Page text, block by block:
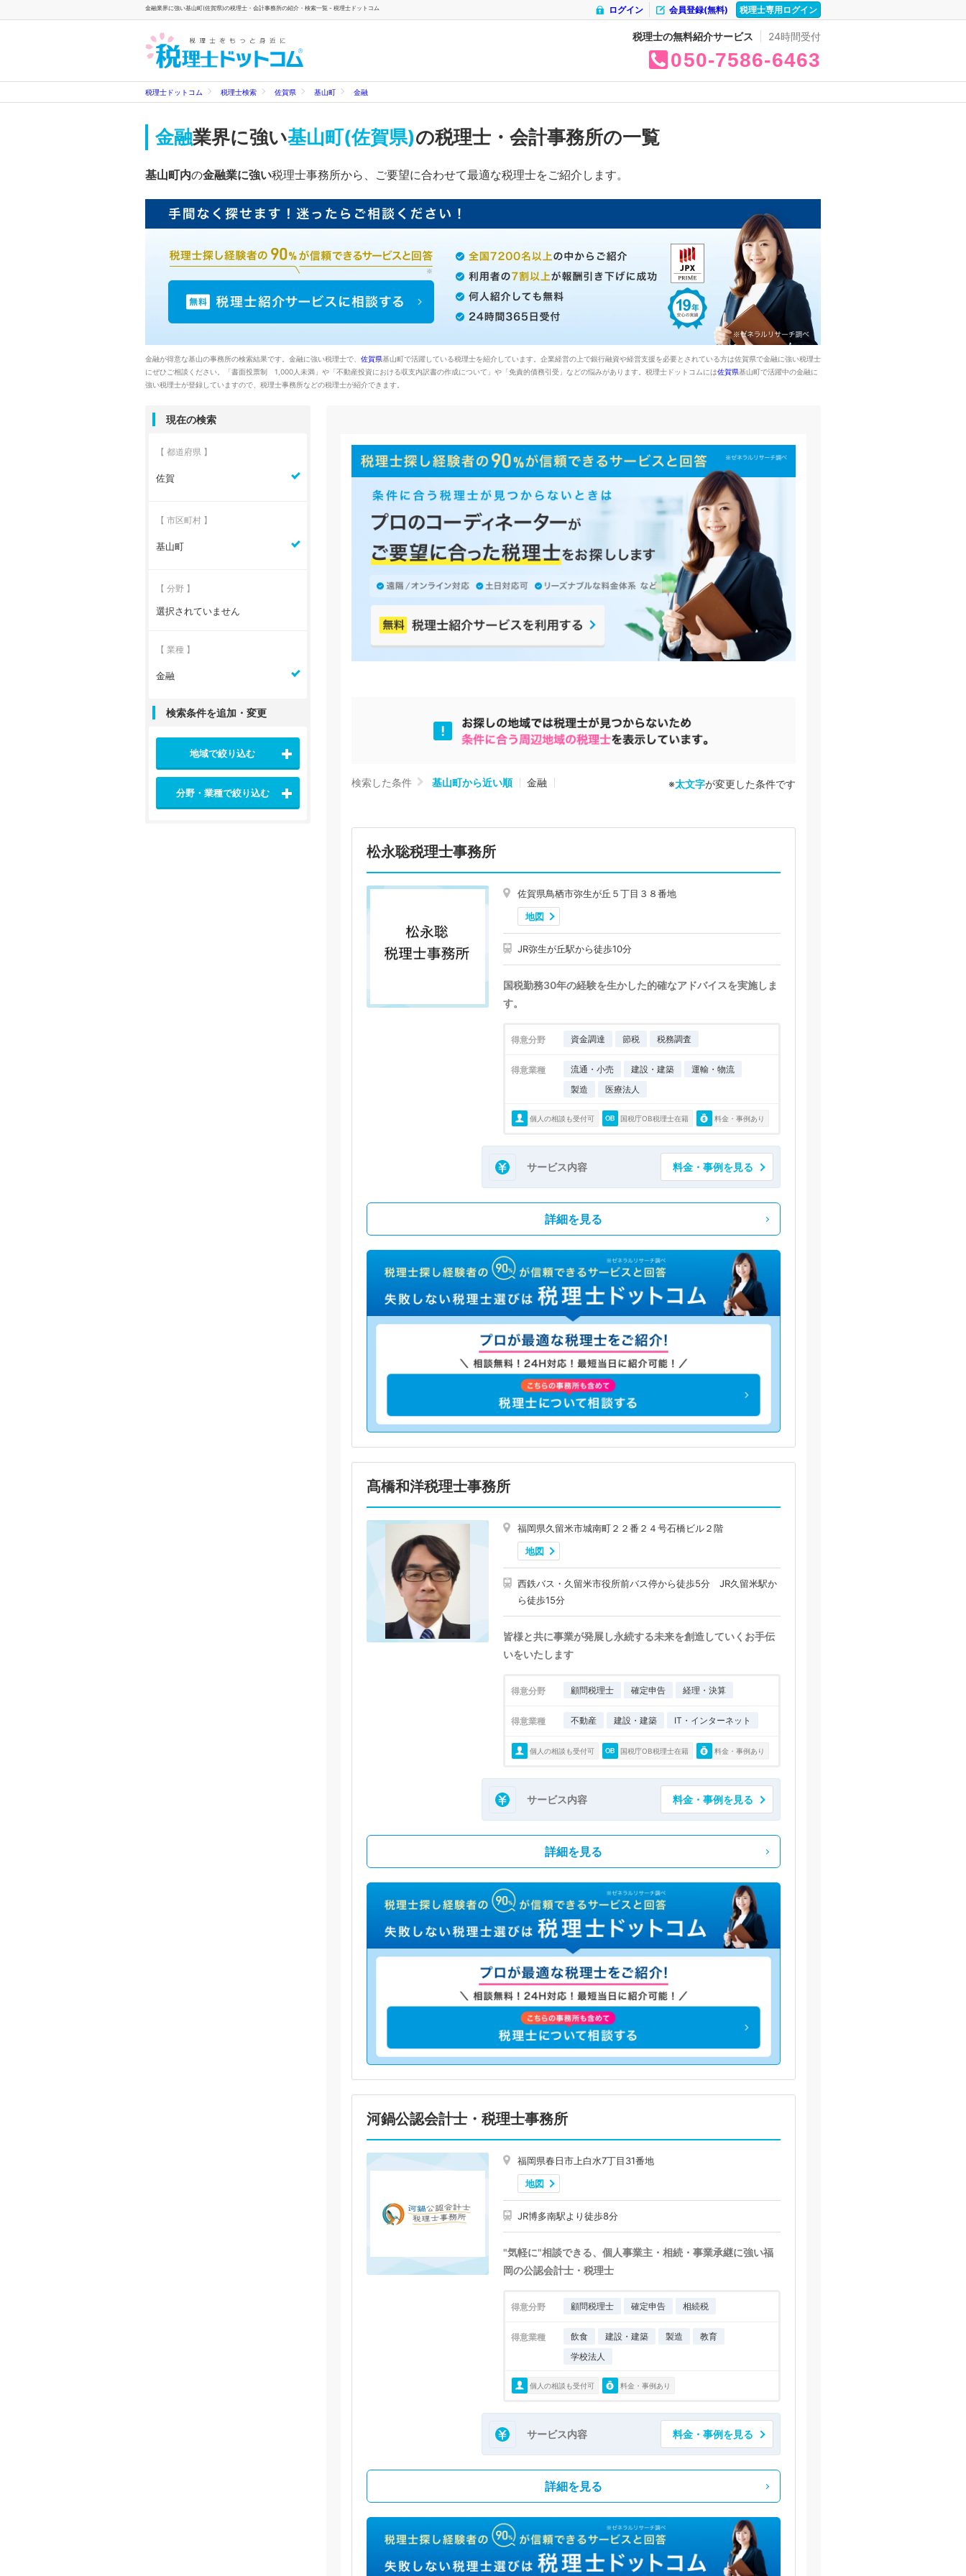
金融業界に強い基山町(佐賀県)の税理士・会計事務所の紹介・検索一覧 - 税理士ドットコム 税理士専用ログイン
会員登録(無料)
ログイン
税理士の無料紹介サービス 24時間受付
050 7586 6463
税理士ドットコム 税理士検索 佐賀県 基山町 金融
金融業界に強い基山町(佐賀県)の税理士・会計事務所の一覧
基山町内の金融業に強い税理士事務所から、ご要望に合わせて最適な税理士をご紹介します。
金融が得意な基山の事務所の検索結果です。金融に強い税理士で、 佐賀県基山町で活躍している税理士を紹介しています。企業経営の上で銀行融資や経営支援を必要とされている方は佐賀県で金融に強い税理士
にぜひご相談ください。「書面投票制 1,000人未満」や「不動産投資における収支内訳書の作成について」や「免責的債務引受」などの悩みがあります。税理士ドットコムには佐賀県基山町で活躍中の金融に
強い税理士が登録していますので、税理士事務所などの税理士が紹介できます。
検索した条件 基山町から近い順 金融 ※太文字が変更した条件です
松永聡税理士事務所
佐賀県鳥栖市弥生が丘５丁目３８番地
地図
JR弥生が丘駅から徒歩10分
国税勤務30年の経験を生かした的確なアドバイスを実施しま
す。
得意分野 資金調達 節税 税務調査
得意業種 流通・小売 建設・建築
運輸・物流
製造
医療法人
個人の相談も受付可 国税庁OB税理士在籍 料金・事例あり
サービス内容 料金・事例を見る
詳細を見る
髙橋和洋税理士事務所
福岡県久留米市城南町２２番２４号石橋ビル２階
地図
西鉄バス・久留米市役所前バス停から徒歩5分 JR久留米駅か
ら徒歩15分
皆様と共に事業が発展し永続する未来を創造していくお手伝
いをいたします
得意分野 顧問税理士 確定申告 経理・決算
得意業種 不動産 建設・建築 IT・インターネット
個人の相談も受付可 国税庁OB税理士在籍 料金・事例あり
サービス内容 料金・事例を見る
詳細を見る
河鍋公認会計士・税理士事務所
福岡県春日市上白水7丁目31番地
地図
JR博多南駅より徒歩8分
"気軽に"相談できる、個人事業主・相続・事業承継に強い福
岡の公認会計士・税理士
得意分野 顧問税理士 確定申告 相続税
得意業種 飲食 建設・建築 製造
教育
学校法人
個人の相談も受付可 料金・事例あり
サービス内容 料金・事例を見る
詳細を見る
現在の検索
【 都道府県 】
佐賀
【 市区町村 】
基山町
【 分野 】
選択されていません
【 業種 】
金融
検索条件を追加・変更
地域で絞り込む
分野・業種で絞り込む